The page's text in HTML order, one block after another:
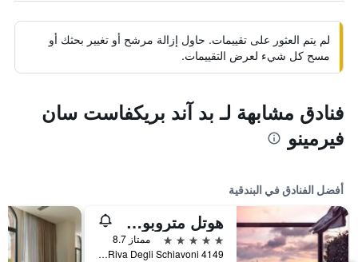
لم يتم العثور على تقييمات. حاول إزالة مرشح أو تغيير بحثك أو
مسح كل شيء لعرض التقييمات.
فنادق مشابهة لـ بد آند بريكفاست سان
فيرمينو
أفضل الفنادق في البندقية
هوتل متروبول فينيتسيا
5 نجوم
ممتاز 8.7
Riva Degli Schiavoni 4149, البندقية, فينيتو, إيطاليا